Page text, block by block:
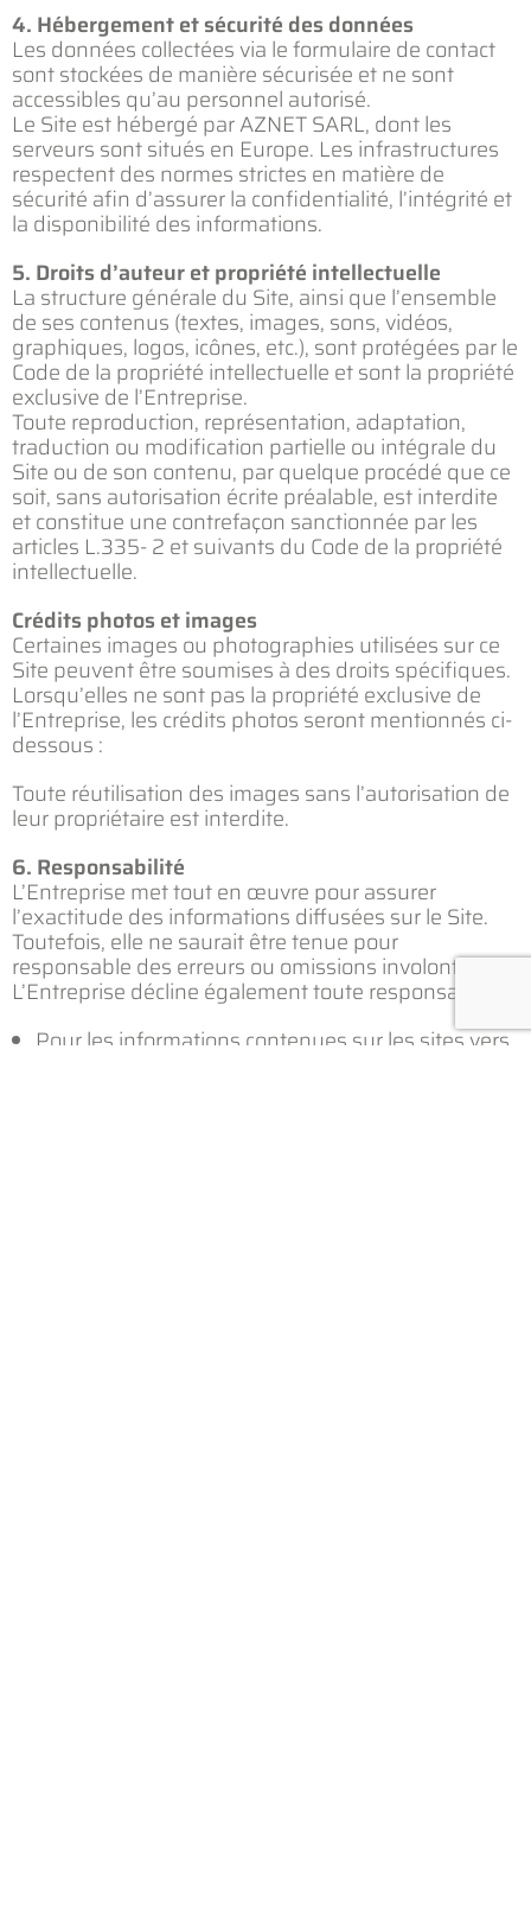
4. Hébergement et sécurité des données
Les données collectées via le formulaire de contact
sont stockées de manière sécurisée et ne sont
accessibles qu’au personnel autorisé.
Le Site est hébergé par AZNET SARL, dont les
serveurs sont situés en Europe. Les infrastructures
respectent des normes strictes en matière de
sécurité afin d’assurer la confidentialité, l’intégrité et
la disponibilité des informations.
5. Droits d’auteur et propriété intellectuelle
La structure générale du Site, ainsi que l’ensemble
de ses contenus (textes, images, sons, vidéos,
graphiques, logos, icônes, etc.), sont protégées par le
Code de la propriété intellectuelle et sont la propriété
exclusive de l’Entreprise.
Toute reproduction, représentation, adaptation,
traduction ou modification partielle ou intégrale du
Site ou de son contenu, par quelque procédé que ce
soit, sans autorisation écrite préalable, est interdite
et constitue une contrefaçon sanctionnée par les
articles L.335- 2 et suivants du Code de la propriété
intellectuelle.
Crédits photos et images
Certaines images ou photographies utilisées sur ce
Site peuvent être soumises à des droits spécifiques.
Lorsqu’elles ne sont pas la propriété exclusive de
l’Entreprise, les crédits photos seront mentionnés ci-
dessous :
Toute réutilisation des images sans l’autorisation de
leur propriétaire est interdite.
6. Responsabilité
L’Entreprise met tout en œuvre pour assurer
l’exactitude des informations diffusées sur le Site.
Toutefois, elle ne saurait être tenue pour
responsable des erreurs ou omissions involontaires.
L’Entreprise décline également toute responsabilité :
Pour les informations contenues sur les sites vers